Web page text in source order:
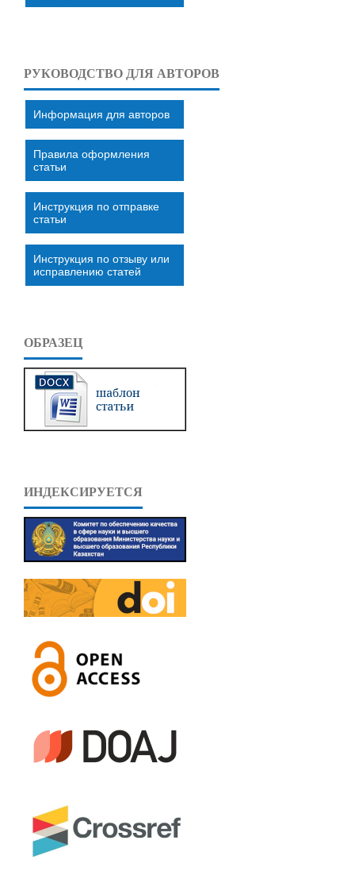
РУКОВОДСТВО ДЛЯ АВТОРОВ
Информация для авторов
Правила оформления
статьи
Инструкция по отправке
статьи
Инструкция по отзыву или
исправлению статей
ОБРАЗЕЦ
ИНДЕКСИРУЕТСЯ